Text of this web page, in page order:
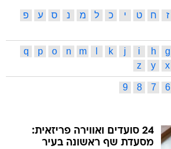
ז ח ט י כ ל מ נ ס ע
פ
g
h
i
j
k
m
n
o
p
q
x
y
z
6
7
8
9
24 סועדים ואווירה פריזאית:
מסעדת שף ראשונה בעיר